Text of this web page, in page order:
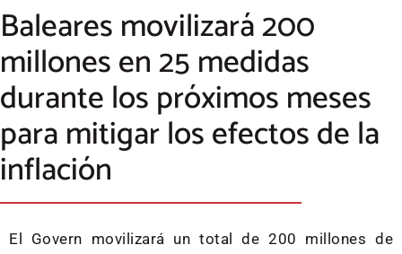
Baleares movilizará 200
millones en 25 medidas
durante los próximos meses
para mitigar los efectos de la
inflación
El Govern movilizará un total de 200 millones de